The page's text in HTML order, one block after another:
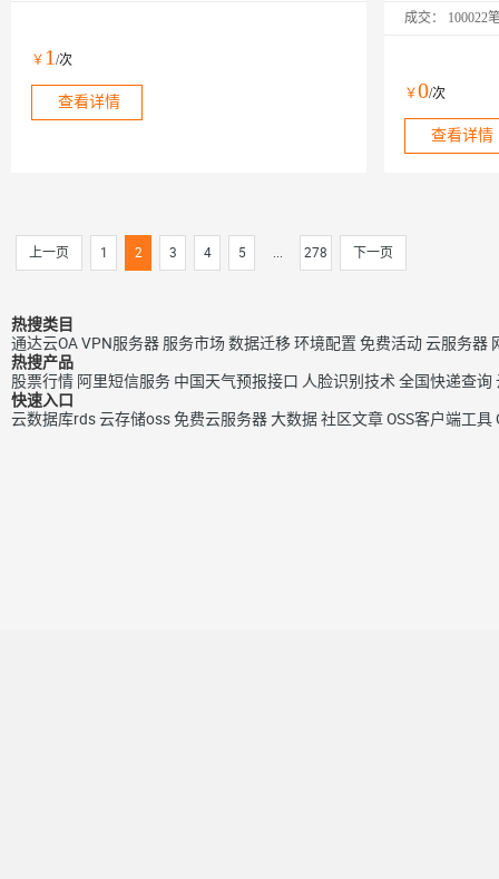
￥ 1 /次
查看详情
名、身份证号
线对接。
成交： 100022
￥0/次
查看详情
上一页 1 2 3 4 5 ... 278 下一页
热搜类目
通达云OAVPN服务器 服务市场数据迁移环境配置 免费活动云服务器
热搜产品
股票行情 阿里短信服务 中国天气预报接口 人脸识别技术 全国快递查询
快速入口
云数据库rds云存储oss免费云服务器大数据社区文章OSS客户端工具